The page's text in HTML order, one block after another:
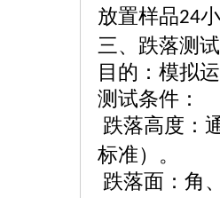
放置样品24
三、跌落测试
目的：模拟
测试条件：
跌落高度：
标准）。
跌落面：角